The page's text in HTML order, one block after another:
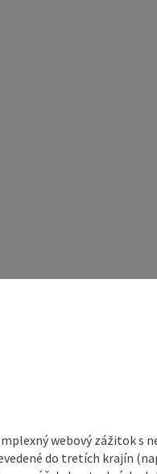
webový zážitok s
do tretích krajín